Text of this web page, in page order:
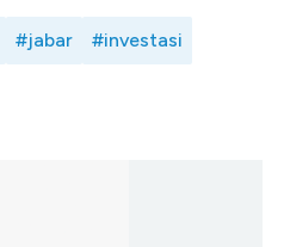
#jabar #investasi